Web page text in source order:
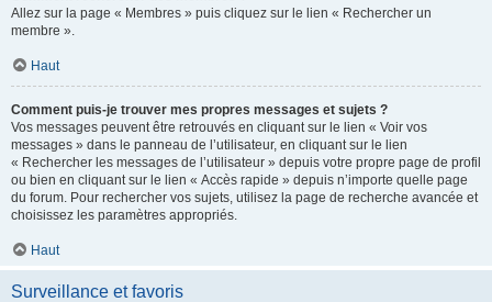
Allez sur la page « Membres » puis cliquez sur le lien « Rechercher un
membre ».
Haut
Comment puis-je trouver mes propres messages et sujets ?
Vos messages peuvent être retrouvés en cliquant sur le lien « Voir vos
messages » dans le panneau de l’utilisateur, en cliquant sur le lien
« Rechercher les messages de l’utilisateur » depuis votre propre page de profil
ou bien en cliquant sur le lien « Accès rapide » depuis n’importe quelle page
du forum. Pour rechercher vos sujets, utilisez la page de recherche avancée et
choisissez les paramètres appropriés.
Haut
Surveillance et favoris